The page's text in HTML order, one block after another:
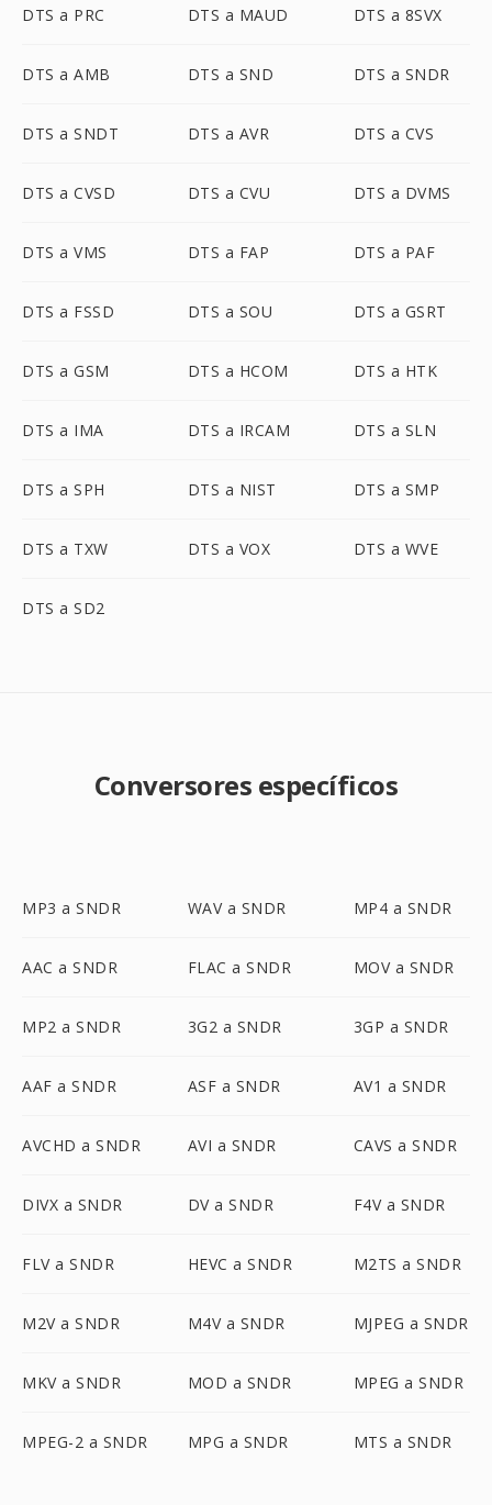
DTS a PRC DTS a MAUD DTS a 8SVX
DTS a AMB DTS a SND DTS a SNDR
DTS a SNDT DTS a AVR DTS a CVS
DTS a CVSD DTS a CVU DTS a DVMS
DTS a VMS DTS a FAP DTS a PAF
DTS a FSSD DTS a SOU DTS a GSRT
DTS a GSM DTS a HCOM DTS a HTK
DTS a IMA DTS a IRCAM DTS a SLN
DTS a SPH DTS a NIST DTS a SMP
DTS a TXW DTS a VOX DTS a WVE
DTS a SD2
Conversores específicos
MP3 a SNDR WAV a SNDR MP4 a SNDR
AAC a SNDR FLAC a SNDR MOV a SNDR
MP2 a SNDR 3G2 a SNDR 3GP a SNDR
AAF a SNDR ASF a SNDR AV1 a SNDR
AVCHD a SNDR AVI a SNDR CAVS a SNDR
DIVX a SNDR DV a SNDR F4V a SNDR
FLV a SNDR HEVC a SNDR M2TS a SNDR
M2V a SNDR M4V a SNDR MJPEG a SNDR
MKV a SNDR MOD a SNDR MPEG a SNDR
MPEG-2 a SNDR MPG a SNDR MTS a SNDR